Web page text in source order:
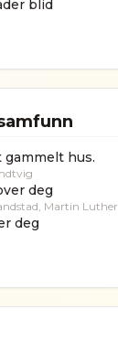
blid
hus.
deg
Martin Luther
deg